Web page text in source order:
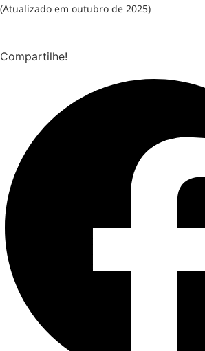
(Atualizado em outubro de 2025)
Compartilhe!